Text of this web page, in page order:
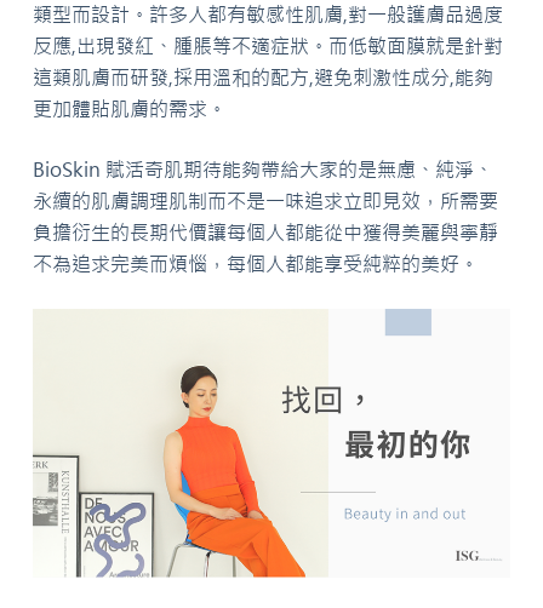
類型而設計。許多人都有敏感性肌膚,對一般護膚品過度
反應,出現發紅、腫脹等不適症狀。而低敏面膜就是針對
這類肌膚而研發,採用溫和的配方,避免刺激性成分,能夠
更加體貼肌膚的需求。
BioSkin 賦活奇肌期待能夠帶給大家的是無慮、純淨、
永續的肌膚調理肌制而不是一味追求立即見效，所需要
負擔衍生的長期代價讓每個人都能從中獲得美麗與寧靜
不為追求完美而煩惱，每個人都能享受純粹的美好。